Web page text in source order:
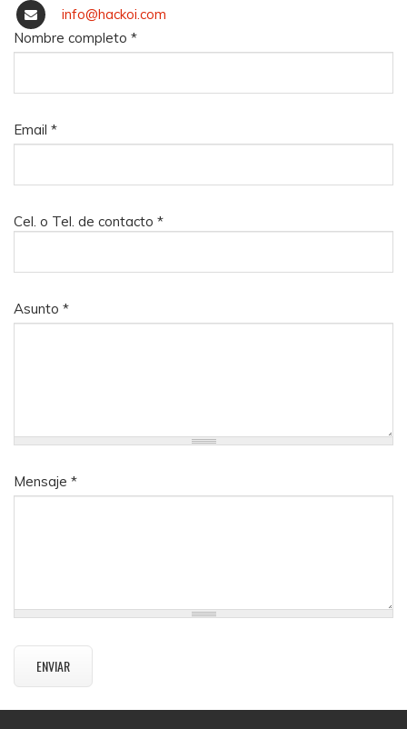
info@hackoi.com
Nombre completo *
Email *
Cel. o Tel. de contacto *
Asunto *
Mensaje *